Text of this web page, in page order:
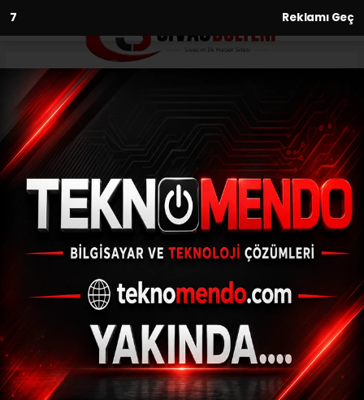
6 Reklamı Geç
Anasayfa
Oyun tutkuları pahalıya
21.03.2021 - 20:33, Güncelleme: 21.03.2021 - 20:33
Sivas'ın Divriği ilçesinde korona virüs
tedbirlerini hiçe sayarak okey ve kart
oyunu oynayan şahıslara toplamda 3 bin
416 lira idari para cezası kesildi.
ABONE OL